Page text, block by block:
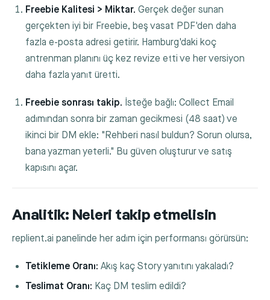
Freebie Kalitesi > Miktar. Gerçek değer sunan
gerçekten iyi bir Freebie, beş vasat PDF'den daha
fazla e-posta adresi getirir. Hamburg'daki koç
antrenman planını üç kez revize etti ve her versiyon
daha fazla yanıt üretti.
Freebie sonrası takip. İsteğe bağlı: Collect Email
adımından sonra bir zaman gecikmesi (48 saat) ve
ikinci bir DM ekle: "Rehberi nasıl buldun? Sorun olursa,
bana yazman yeterli." Bu güven oluşturur ve satış
kapısını açar.
Analitik: Neleri takip etmelisin
replient.ai panelinde her adım için performansı görürsün:
Tetikleme Oranı: Akış kaç Story yanıtını yakaladı?
Teslimat Oranı: Kaç DM teslim edildi?